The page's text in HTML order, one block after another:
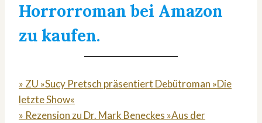
Horrorroman bei Amazon
zu kaufen.
» ZU »Sucy Pretsch präsentiert Debütroman »Die
letzte Show«
» Rezension zu Dr. Mark Beneckes »Aus der